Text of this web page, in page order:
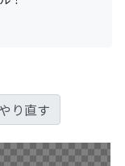
り直す